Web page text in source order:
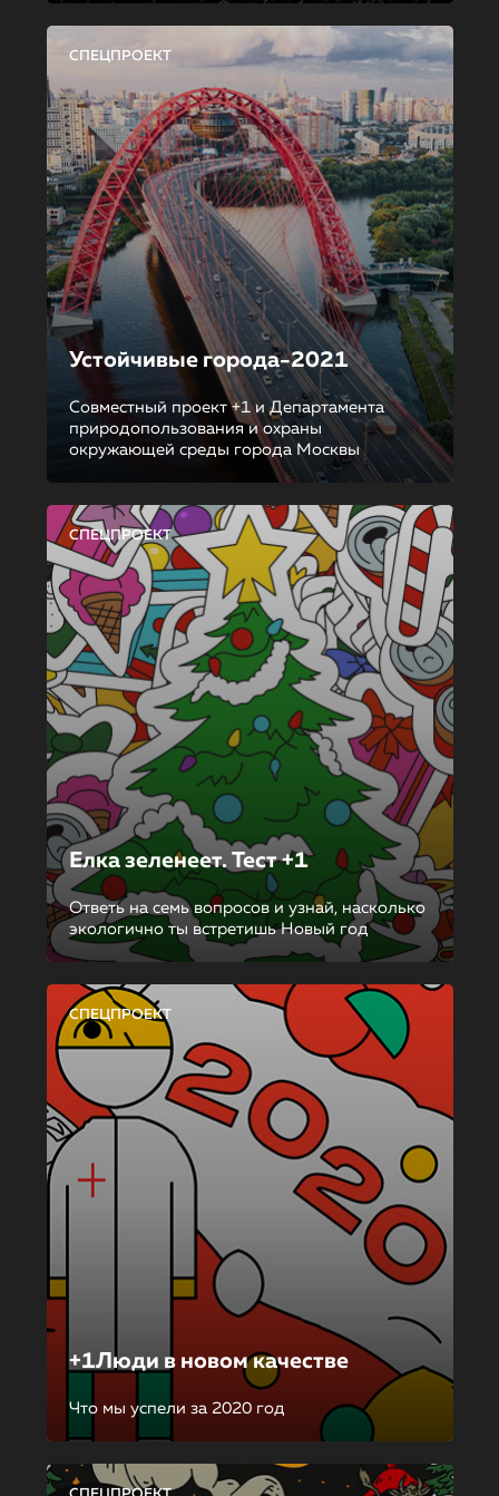
СПЕЦПРОЕКТ
Устойчивые города-2021
Совместный проект +1 и Департамента
природопользования и охраны
окружающей среды города Москвы
СПЕЦПРОЕКТ
Елка зеленеет. Тест +1
Ответь на семь вопросов и узнай, насколько
экологично ты встретишь Новый год
СПЕЦПРОЕКТ
+1Люди в новом качестве
Что мы успели за 2020 год